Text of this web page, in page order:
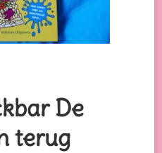
De
terug